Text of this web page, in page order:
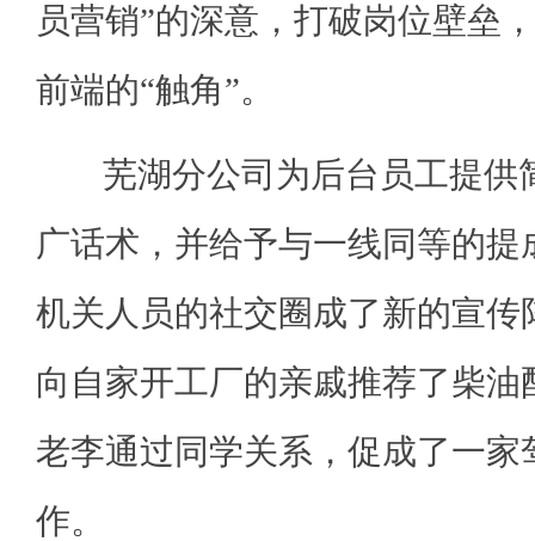
员营销”的深意，打破岗位壁垒
前端的“触角”。
芜湖分公司为后台员工提供
广话术，并给予与一线同等的
机关人员的社交圈成了新的宣传
向自家开工厂的亲戚推荐了柴
老李通过同学关系，促成了一家
作。